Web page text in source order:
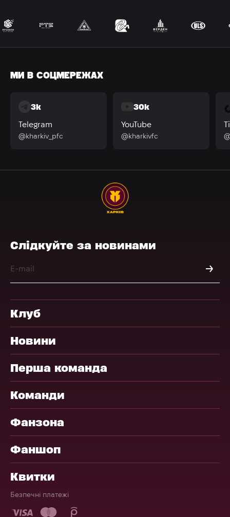
МИ В СОЦМЕРЕЖАХ
3k
Telegram
@kharkiv_pfc
30k
YouTube
@kharkivfc
Слідкуйте за новинами
Клуб
Новини
Перша команда
Команди
Фанзона
Фаншоп
Квитки
Безпечні платежі